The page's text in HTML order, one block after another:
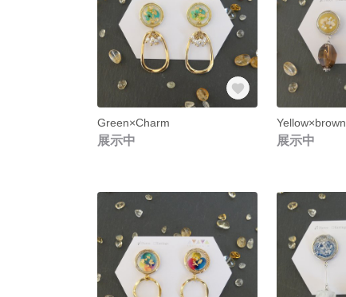
Green×Charm
展示中
Yellow×brown
展示中